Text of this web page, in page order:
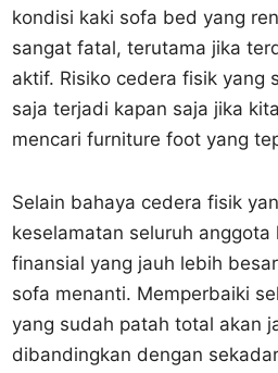
kondisi kaki sofa bed yang
sangat fatal, terutama jika
aktif. Risiko cedera fisik yang
saja terjadi kapan saja jika
mencari furniture foot yang
Selain bahaya cedera fisik
keselamatan seluruh anggota
finansial yang jauh lebih
sofa menanti. Memperbaiki
yang sudah patah total akan
dibandingkan dengan